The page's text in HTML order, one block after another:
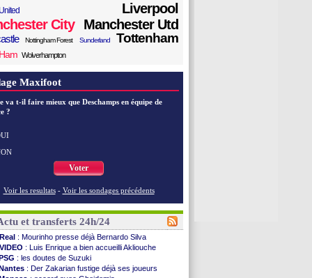
Liverpool
City
Manchester Utd
Nottingham Forest Sunderland Tottenham
Wolverhampton
Maxifoot
va t-il faire mieux que Deschamps en équipe de
?
Voter
Voir les resultats - Voir les sondages précédents
et transferts 24h/24
Real : Mourinho presse déjà Bernardo Silva
VIDEO : Luis Enrique a bien accueilli Akliouche
: les doutes de Suzuki
: Der Zakarian fustige déjà ses joueurs